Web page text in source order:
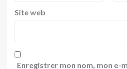
Site web
Enregistrer mon nom, mon e-